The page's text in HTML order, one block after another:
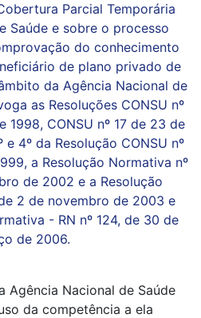
Parcial Temporária
Saúde e sobre o processo
do conhecimento
de plano privado de
da Agência Nacional de
as Resoluções CONSU nº
1998, CONSU nº 17 de 23 de
4º da Resolução CONSU nº
a Resolução Normativa nº
de 2002 e a Resolução
2 de novembro de 2003 e
- RN nº 124, de 30 de
de 2006.
Agência Nacional de Saúde
da competência a ela